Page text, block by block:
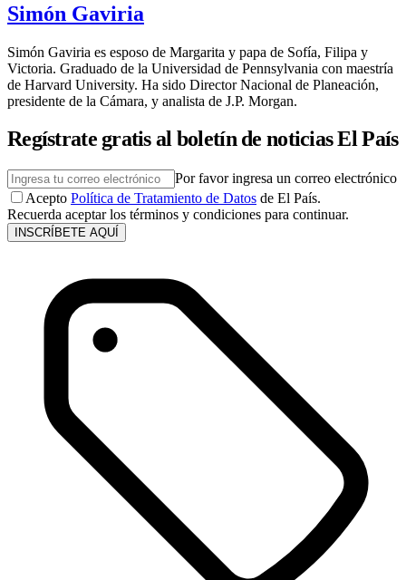
Simón Gaviria
Simón Gaviria es esposo de Margarita y papa de Sofía, Filipa y
Victoria. Graduado de la Universidad de Pennsylvania con maestría
de Harvard University. Ha sido Director Nacional de Planeación,
presidente de la Cámara, y analista de J.P. Morgan.
Regístrate gratis al boletín de noticias El País
Por favor ingresa un correo electrónico
Acepto Política de Tratamiento de Datos de El País.
Recuerda aceptar los términos y condiciones para continuar.
INSCRÍBETE AQUÍ